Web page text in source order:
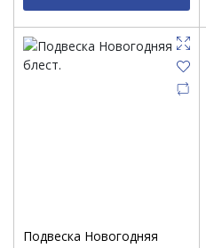
Подвеска Новогодняя